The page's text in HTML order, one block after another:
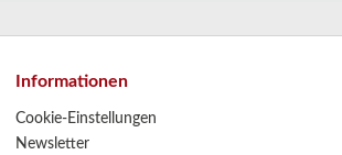
Informationen
Cookie-Einstellungen
Newsletter